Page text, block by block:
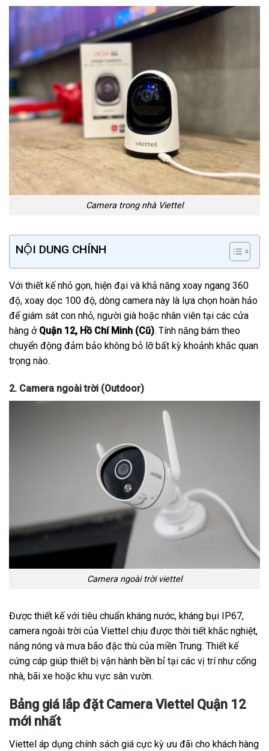
Camera trong nhà Viettel
NỘI DUNG CHÍNH
Với thiết kế nhỏ gọn, hiện đại và khả năng xoay ngang 360
độ, xoay dọc 100 độ, dòng camera này là lựa chọn hoàn hảo
để giám sát con nhỏ, người già hoặc nhân viên tại các cửa
hàng ở Quận 12, Hồ Chí Minh (Cũ). Tính năng bám theo
chuyển động đảm bảo không bỏ lỡ bất kỳ khoảnh khắc quan
trọng nào.
2. Camera ngoài trời (Outdoor)
Camera ngoài trời viettel
Được thiết kế với tiêu chuẩn kháng nước, kháng bụi IP67,
camera ngoài trời của Viettel chịu được thời tiết khắc nghiệt,
nắng nóng và mưa bão đặc thù của miền Trung. Thiết kế
cứng cáp giúp thiết bị vận hành bền bỉ tại các vị trí như cổng
nhà, bãi xe hoặc khu vực sân vườn.
Bảng giá lắp đặt Camera Viettel Quận 12
mới nhất
Viettel áp dụng chính sách giá cực kỳ ưu đãi cho khách hàng